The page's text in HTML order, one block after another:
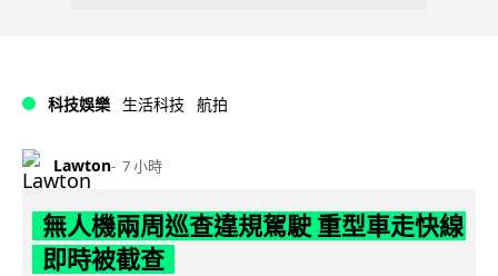
科技娛樂 生活科技 航拍
Lawton 7 小時
無人機兩周巡查違規駕駛 重型車走快線
即時被截查